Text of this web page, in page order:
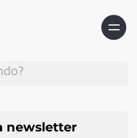
newsletter